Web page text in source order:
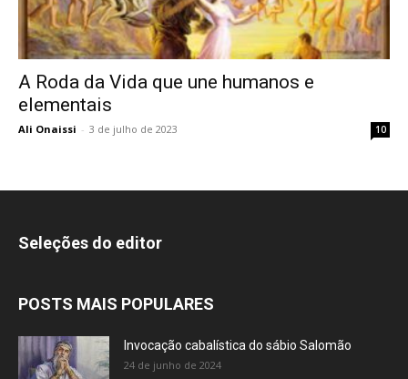
A Roda da Vida que une humanos e
elementais
Ali Onaissi - 3 de julho de 2023 10
Seleções do editor
POSTS MAIS POPULARES
Invocação cabalística do sábio Salomão
24 de junho de 2024